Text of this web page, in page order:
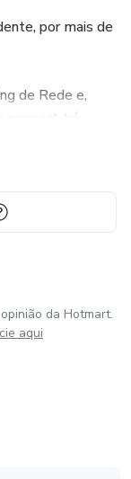
por mais de
de Rede e,
pessoal, há
outras
novos
da Hotmart.
aqui